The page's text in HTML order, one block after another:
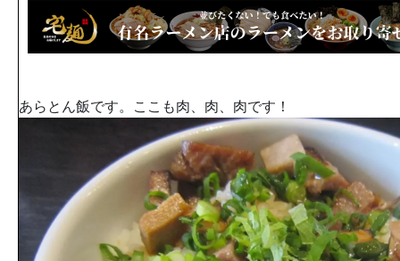
あらとん飯です。ここも肉、肉、肉です！